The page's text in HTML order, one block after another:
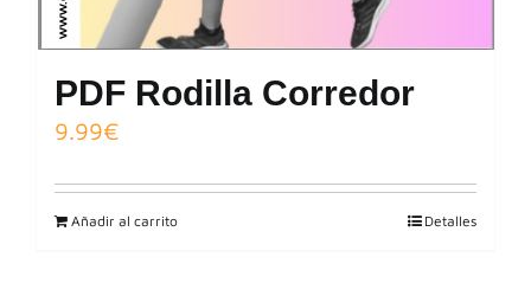
PDF Rodilla Corredor
9.99€
Añadir al carrito Detalles